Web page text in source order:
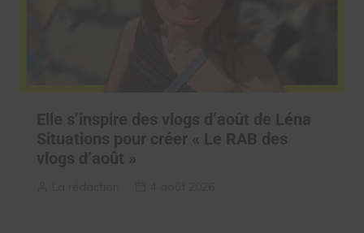
Elle s’inspire des vlogs d’août de Léna
Situations pour créer « Le RAB des
vlogs d’août »